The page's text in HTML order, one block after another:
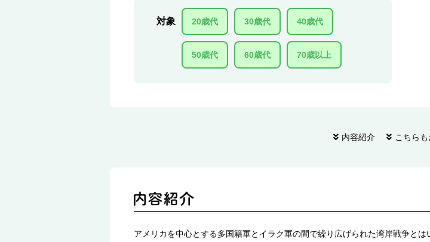
対象 20歳代 30歳代 40歳代
50歳代 60歳代 70歳以上
内容紹介 こちら
アメリカを中心とする多国籍軍とイラク軍の間で繰り広げられた湾岸戦争と